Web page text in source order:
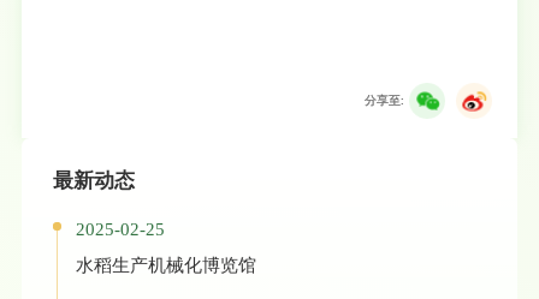
分享至:
最新动态
2025-02-25
水稻生产机械化博览馆